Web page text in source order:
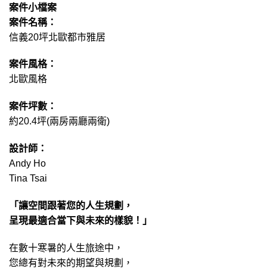
案件小檔案
案件名稱：
信義20坪北歐都市雅居
案件風格：
北歐風格
案件坪數：
約20.4坪(兩房兩廳兩衛)
設計師：
Andy Ho
Tina Tsai
「讓空間跟著您的人生規劃，
呈現最適合當下與未來的樣貌！」
在數十寒暑的人生旅途中，
您總有對未來的期望與規劃，